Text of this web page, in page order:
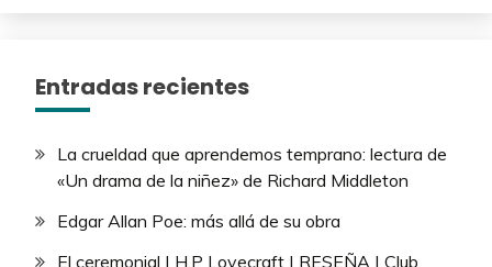
Entradas recientes
La crueldad que aprendemos temprano: lectura de
«Un drama de la niñez» de Richard Middleton
Edgar Allan Poe: más allá de su obra
El ceremonial | H.P Lovecraft | RESEÑA | Club